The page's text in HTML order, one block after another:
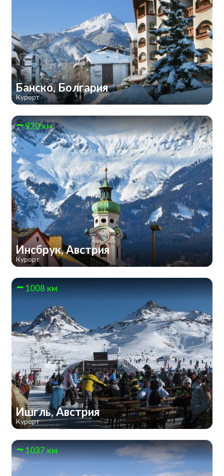
Банско, Болгария
Курорт
920 км
Инсбрук, Австрия
Курорт
1008 км
Ишгль, Австрия
Курорт
1037 км